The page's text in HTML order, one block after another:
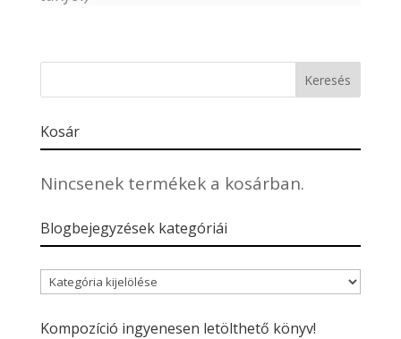
Kosár
Nincsenek termékek a kosárban.
Blogbejegyzések kategóriái
Blogbejegyzések
kategóriái
Kompozíció ingyenesen letölthető könyv!